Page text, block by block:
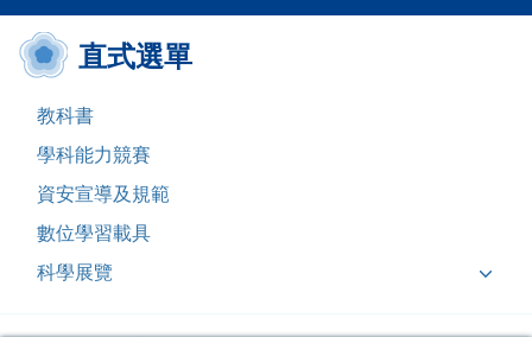
直式選單
教科書
學科能力競賽
資安宣導及規範
數位學習載具
科學展覽